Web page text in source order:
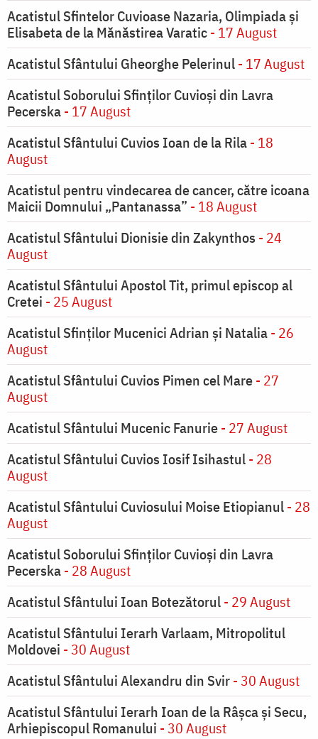
Acatistul Sfintelor Cuvioase Nazaria, Olimpiada și
Elisabeta de la Mănăstirea Varatic- 17 August
Acatistul Sfântului Gheorghe Pelerinul- 17 August
Acatistul Soborului Sfinților Cuvioși din Lavra
Pecerska- 17 August
Acatistul Sfântului Cuvios Ioan de la Rila- 18
August
Acatistul pentru vindecarea de cancer, către icoana
Maicii Domnului „Pantanassa” - 18 August
Acatistul Sfântului Dionisie din Zakynthos - 24
August
Acatistul Sfântului Apostol Tit, primul episcop al
Cretei - 25 August
Acatistul Sfinților Mucenici Adrian și Natalia- 26
August
Acatistul Sfântului Cuvios Pimen cel Mare- 27
August
Acatistul Sfântului Mucenic Fanurie- 27 August
Acatistul Sfântului Cuvios Iosif Isihastul- 28
August
Acatistul Sfântului Cuviosului Moise Etiopianul- 28
August
Acatistul Soborului Sfinților Cuvioși din Lavra
Pecerska- 28 August
Acatistul Sfântului Ioan Botezătorul- 29 August
Acatistul Sfântului Ierarh Varlaam, Mitropolitul
Moldovei - 30 August
Acatistul Sfântului Alexandru din Svir- 30 August
Acatistul Sfântului Ierarh Ioan de la Râşca şi Secu,
Arhiepiscopul Romanului - 30 August